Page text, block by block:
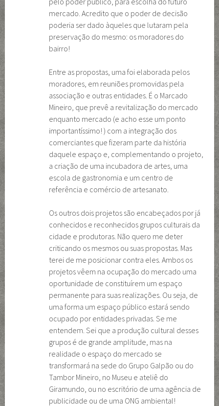
mercado. Acredito que o poder de decisão
poderia ser dado àqueles que lutaram pela
preservação do mesmo: os moradores do
bairro!
Entre as propostas, uma foi elaborada pelos
moradores, em reuniões promovidas pela
associação e outras entidades. É o Marcado
Mineiro, que prevê a revitalização do mercado
enquanto mercado (e acho esse um ponto
importantíssimo! ) com a integração dos
comerciantes que fizeram parte da história
daquele espaço e, complementando o projeto,
a criação de uma incubadora de artes, uma
escola de gastronomia e um centro de
referência e comércio de artesanato.
Os outros dois projetos são encabeçados por já
conhecidos e reconhecidos grupos culturais da
cidade e produtoras. Não quero me deter
criticando os mesmos ou suas propostas. Mas
terei de me posicionar contra eles. Ambos os
projetos vêem na ocupação do mercado uma
oportunidade de constituírem um espaço
permanente para suas realizações. Ou seja, de
uma forma um espaço público estará sendo
ocupado por entidades privadas. Se me
entendem. Sei que a produção cultural desses
grupos é de grande amplitude, mas na
realidade o espaço do mercado se
transformará na sede do Grupo Galpão ou do
Tambor Mineiro, no Museu e ateliê do
Giramundo, ou no escritório de uma agência de
publicidade ou de uma ONG ambiental!